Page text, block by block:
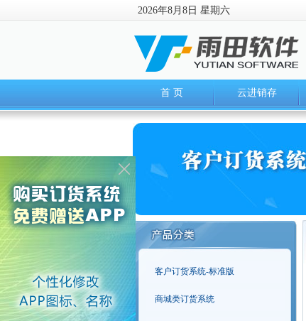
2026年8月8日 星期六
首 页 云进销存
客户订货系统-标准版
商城类订货系统